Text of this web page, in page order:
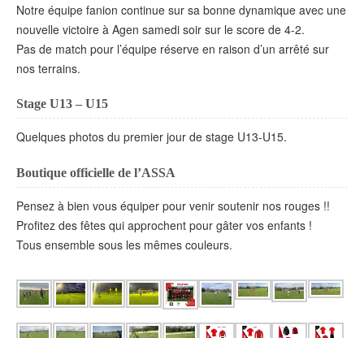
Notre équipe fanion continue sur sa bonne dynamique avec une
nouvelle victoire à Agen samedi soir sur le score de 4-2.
Pas de match pour l’équipe réserve en raison d’un arrêté sur
nos terrains.
Stage U13 – U15
Quelques photos du premier jour de stage U13-U15.
Boutique officielle de l’ASSA
Pensez à bien vous équiper pour venir soutenir nos rouges !!
Profitez des fêtes qui approchent pour gâter vos enfants !
Tous ensemble sous les mêmes couleurs.